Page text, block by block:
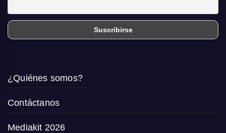
¿Quiénes somos?
Contáctanos
Mediakit 2026